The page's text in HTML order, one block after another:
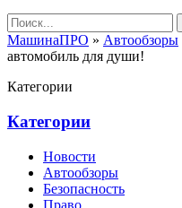
МашинаПРО » Автообзоры
автомобиль для души!
Категории
Категории
Новости
Автообзоры
Безопасность
Право